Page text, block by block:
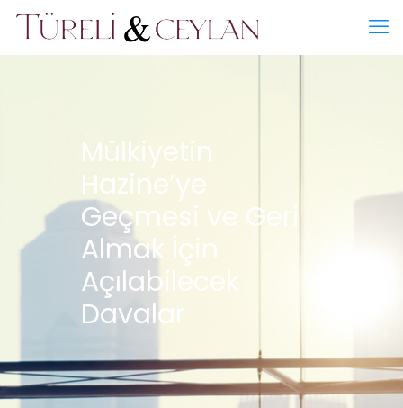
Mülkiyetin
Hazine’ye
Geçmesi ve Geri
Almak İçin
Açılabilecek
Davalar